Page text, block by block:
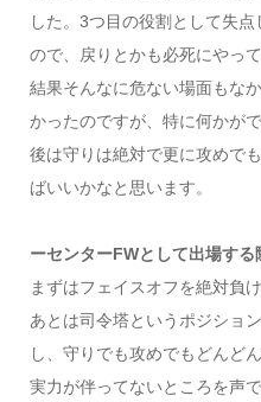
した。3つ目の役割として失
ので、戻りとかも必死にやっ
結果そんなに危ない場面もな
かったのですが、特に何かが
後は守りは絶対で更に攻めで
ばいいかなと思います。
ーセンターFWとして出場す
まずはフェイスオフを絶対負
あとは司令塔というポジショ
し、守りでも攻めでもどんど
実力が伴ってないところを声